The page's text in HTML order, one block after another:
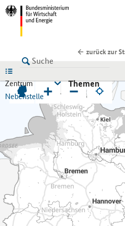
zurück zur
Zentrum
Nebenstelle
Themen
+ −